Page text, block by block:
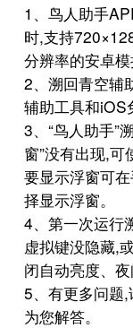
1、鸟人助手
时,支持
分辨率的安卓模
2、溯回青空辅
辅助工具和iOS
3、“鸟人助手”
窗”没有出现,可
要显示浮窗可
择显示浮窗。
4、第一次运行
虚拟键没隐藏,
闭自动亮度、
5、有更多问题
为您解答。